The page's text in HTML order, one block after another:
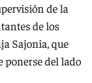
de la
de los
Sajonia, que
ponerse del lado